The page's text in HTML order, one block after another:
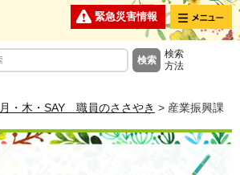
緊急災害情報 メニュー
検索
方法
月・木・SAY 職員のささやき > 産業振興課